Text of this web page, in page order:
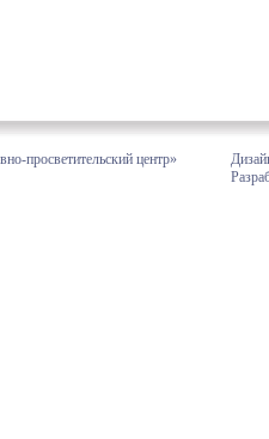
просветительский центр»